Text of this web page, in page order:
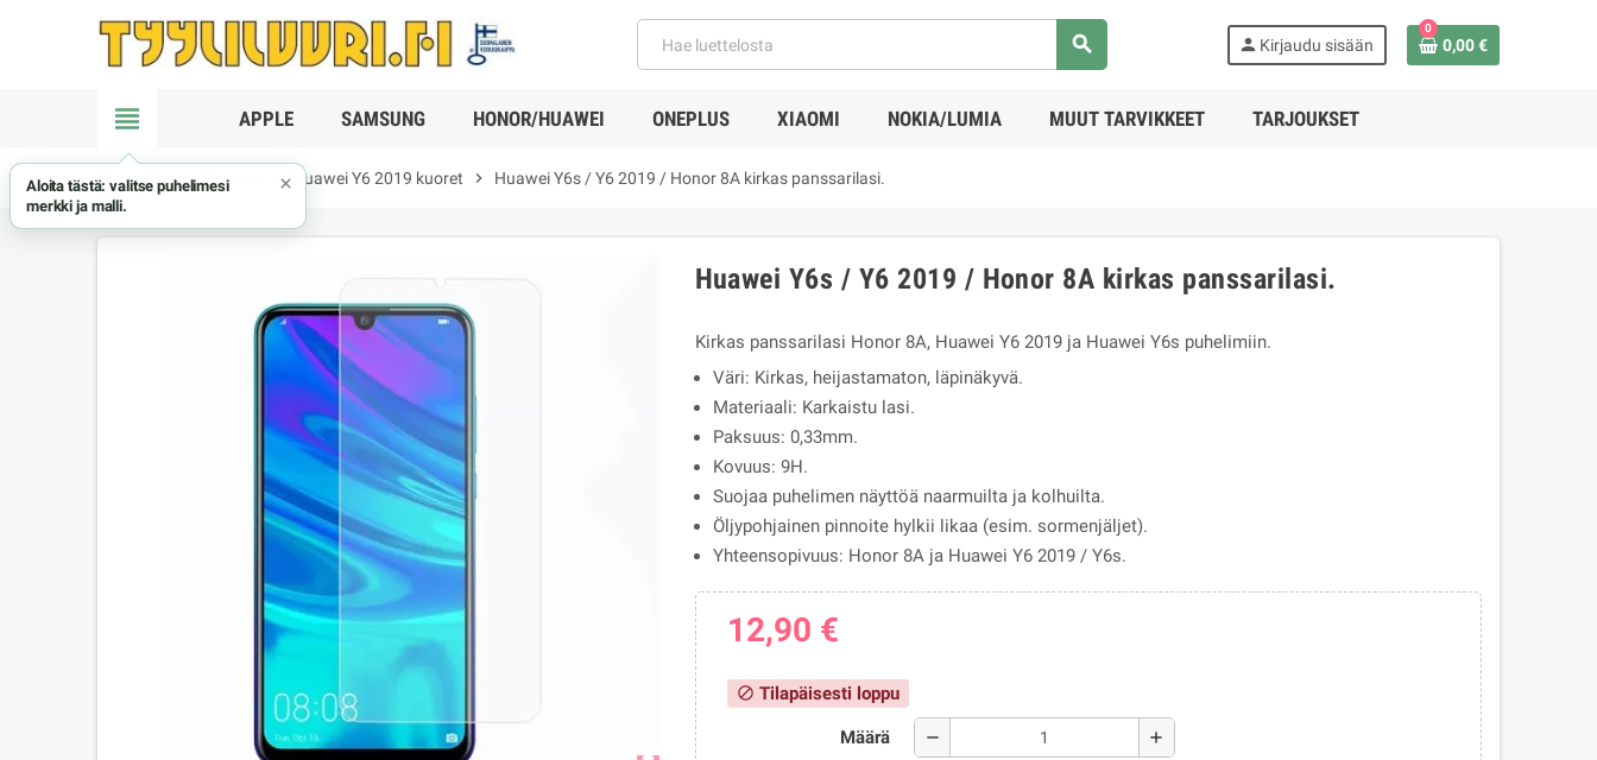
search person Kirjaudu sisään
0
0,00 €
view_headline APPLE SAMSUNG HONOR/HUAWEI ONEPLUS XIAOMI NOKIA/LUMIA MUUT TARVIKKEET TARJOUKSET
chevron_right Honor / Huawei chevron_right Huawei Y6 2019 kuoret chevron_right Huawei Y6s / Y6 2019 / Honor 8A kirkas panssarilasi.
Huawei Y6s / Y6 2019 / Honor 8A kirkas panssarilasi.
Kirkas panssarilasi Honor 8A, Huawei Y6 2019 ja Huawei Y6s puhelimiin.
Väri: Kirkas, heijastamaton, läpinäkyvä.
Materiaali: Karkaistu lasi.
Paksuus: 0,33mm.
Kovuus: 9H.
Suojaa puhelimen näyttöä naarmuilta ja kolhuilta.
Öljypohjainen pinnoite hylkii likaa (esim. sormenjäljet).
Yhteensopivuus: Honor 8A ja Huawei Y6 2019 / Y6s.
12,90 €
block Tilapäisesti loppu
Määrä remove add
Aloita tästä: valitse puhelimesi
merkki ja malli.
×